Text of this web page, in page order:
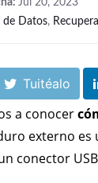
Jul 20, 2023
de Datos,
Tuitéalo
a conocer
externo
conector